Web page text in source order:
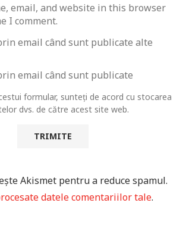
email, and website in this browser
I comment.
email când sunt publicate alte
email când sunt publicate
formular, sunteți de acord cu stocarea
dvs. de către acest site web.
Akismet pentru a reduce spamul.
datele comentariilor tale.